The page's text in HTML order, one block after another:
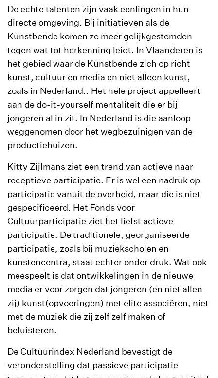
De echte talenten zijn vaak eenlingen in hun
directe omgeving. Bij initiatieven als de
Kunstbende komen ze meer gelijkgestemden
tegen wat tot herkenning leidt. In Vlaanderen is
het gebied waar de Kunstbende zich op richt
kunst, cultuur en media en niet alleen kunst,
zoals in Nederland.. Het hele project appelleert
aan de do-it-yourself mentaliteit die er bij
jongeren al in zit. In Nederland is die aanloop
weggenomen door het wegbezuinigen van de
productiehuizen.
Kitty Zijlmans ziet een trend van actieve naar
receptieve participatie. Er is wel een nadruk op
participatie vanuit de overheid, maar die is niet
gespecificeerd. Het Fonds voor
Cultuurparticipatie ziet het liefst actieve
participatie. De traditionele, georganiseerde
participatie, zoals bij muziekscholen en
kunstencentra, staat echter onder druk. Wat ook
meespeelt is dat ontwikkelingen in de nieuwe
media er voor zorgen dat jongeren (en niet allen
zij) kunst(opvoeringen) met elite associëren, niet
met de muziek die zij zelf zelf maken of
beluisteren.
De Cultuurindex Nederland bevestigt de
veronderstelling dat passieve participatie